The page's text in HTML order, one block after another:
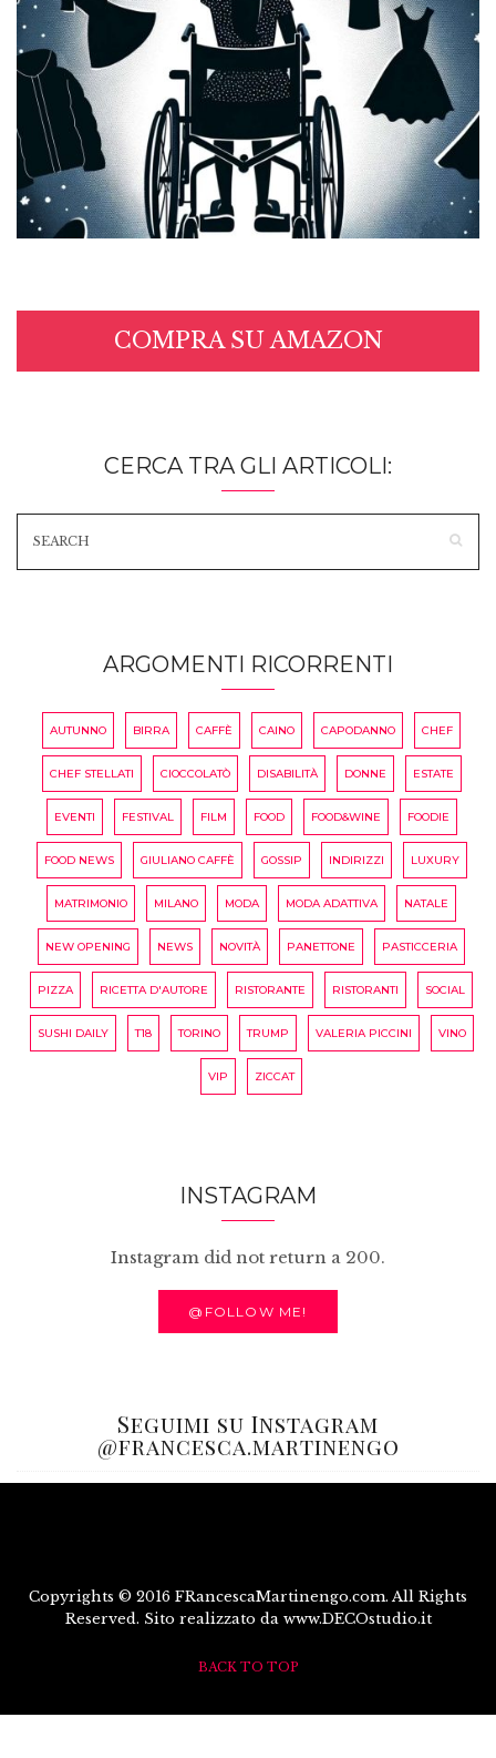
COMPRA SU AMAZON
CERCA TRA GLI ARTICOLI:
ARGOMENTI RICORRENTI
AUTUNNO BIRRA CAFFÈ CAINO CAPODANNO CHEF
CHEF STELLATI CIOCCOLATÒ DISABILITÀ DONNE ESTATE
EVENTI FESTIVAL FILM FOOD FOOD&WINE FOODIE
FOOD NEWS GIULIANO CAFFÈ GOSSIP INDIRIZZI LUXURY
MATRIMONIO MILANO MODA MODA ADATTIVA NATALE
NEW OPENING NEWS NOVITÀ PANETTONE PASTICCERIA
PIZZA RICETTA D'AUTORE RISTORANTE RISTORANTI SOCIAL
SUSHI DAILY T18 TORINO TRUMP VALERIA PICCINI VINO
VIP ZICCAT
INSTAGRAM
Instagram did not return a 200.
@FOLLOW ME!
Seguimi su Instagram
@francesca.martinengo
Copyrights © 2016 FRancescaMartinengo.com. All Rights
Reserved. Sito realizzato da www.DECOstudio.it
BACK TO TOP